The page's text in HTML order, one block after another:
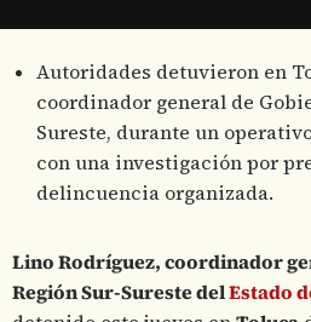
Autoridades detuvieron en
coordinador general de
Sureste, durante un
con una investigación por
delincuencia organizada.
Lino Rodríguez, coordinador
Región Sur-Sureste delEstado